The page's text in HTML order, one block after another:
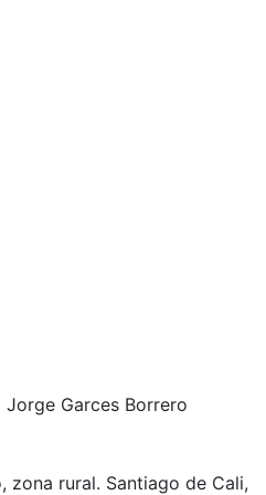
Garces Borrero
zona rural. Santiago de Cali,